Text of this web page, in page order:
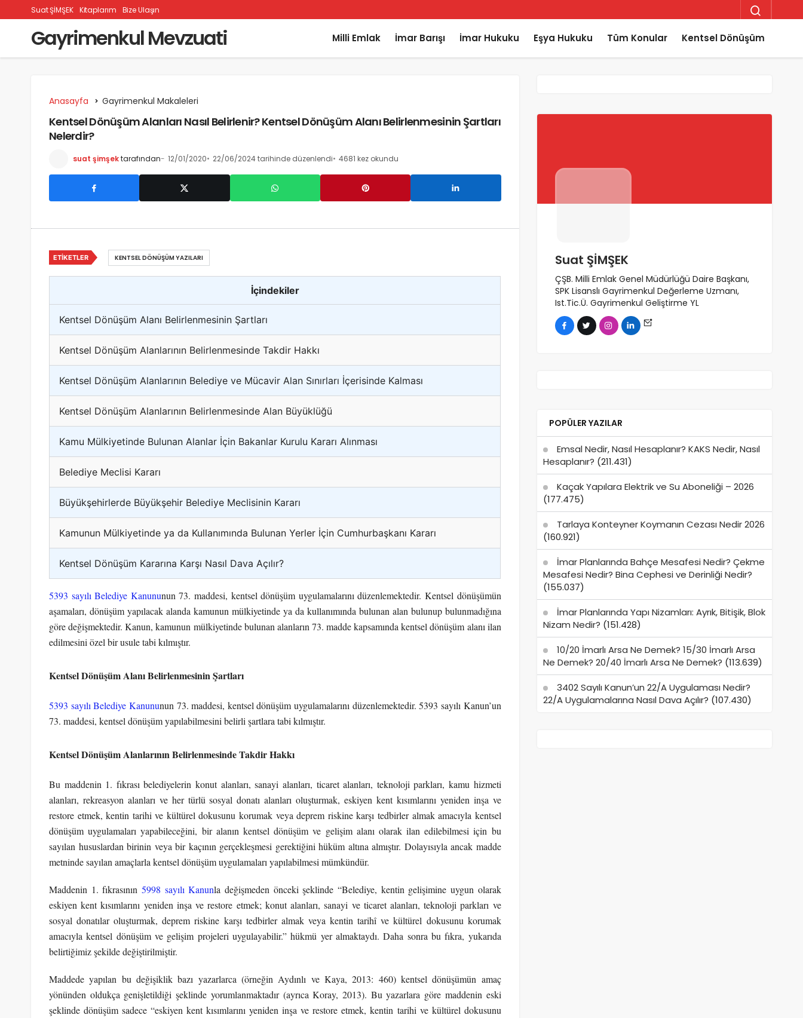
Suat ŞİMŞEK Kitaplarım Bize Ulaşın
Gayrimenkul Mevzuati Milli Emlak İmar Barışı İmar Hukuku Eşya Hukuku Tüm Konular Kentsel Dönüşüm
Anasayfa Gayrimenkul Makaleleri
Kentsel Dönüşüm Alanları Nasıl Belirlenir? Kentsel Dönüşüm Alanı Belirlenmesinin Şartları
Nelerdir?
suat şimşektarafından 12/01/2020 22/06/2024 tarihinde düzenlendi 4681 kez okundu
İçindekiler
Kentsel Dönüşüm Alanı Belirlenmesinin Şartları
Kentsel Dönüşüm Alanlarının Belirlenmesinde Takdir Hakkı
Kentsel Dönüşüm Alanlarının Belediye ve Mücavir Alan Sınırları İçerisinde Kalması
Kentsel Dönüşüm Alanlarının Belirlenmesinde Alan Büyüklüğü
Kamu Mülkiyetinde Bulunan Alanlar İçin Bakanlar Kurulu Kararı Alınması
Belediye Meclisi Kararı
Büyükşehirlerde Büyükşehir Belediye Meclisinin Kararı
Kamunun Mülkiyetinde ya da Kullanımında Bulunan Yerler İçin Cumhurbaşkanı Kararı
Kentsel Dönüşüm Kararına Karşı Nasıl Dava Açılır?
5393 sayılı Belediye Kanununun 73. maddesi, kentsel dönüşüm uygulamalarını düzenlemektedir. Kentsel dönüşümün
aşamaları, dönüşüm yapılacak alanda kamunun mülkiyetinde ya da kullanımında bulunan alan bulunup bulunmadığına
göre değişmektedir. Kanun, kamunun mülkiyetinde bulunan alanların 73. madde kapsamında kentsel dönüşüm alanı ilan
edilmesini özel bir usule tabi kılmıştır.
Kentsel Dönüşüm Alanı Belirlenmesinin Şartları
5393 sayılı Belediye Kanununun 73. maddesi, kentsel dönüşüm uygulamalarını düzenlemektedir. 5393 sayılı Kanun’un
73. maddesi, kentsel dönüşüm yapılabilmesini belirli şartlara tabi kılmıştır.
Kentsel Dönüşüm Alanlarının Belirlenmesinde Takdir Hakkı
Bu maddenin 1. fıkrası belediyelerin konut alanları, sanayi alanları, ticaret alanları, teknoloji parkları, kamu hizmeti
alanları, rekreasyon alanları ve her türlü sosyal donatı alanları oluşturmak, eskiyen kent kısımlarını yeniden inşa ve
restore etmek, kentin tarihi ve kültürel dokusunu korumak veya deprem riskine karşı tedbirler almak amacıyla kentsel
dönüşüm uygulamaları yapabileceğini, bir alanın kentsel dönüşüm ve gelişim alanı olarak ilan edilebilmesi için bu
sayılan hususlardan birinin veya bir kaçının gerçekleşmesi gerektiğini hüküm altına almıştır. Dolayısıyla ancak madde
metninde sayılan amaçlarla kentsel dönüşüm uygulamaları yapılabilmesi mümkündür.
Maddenin 1. fıkrasının 5998 sayılı Kanunla değişmeden önceki şeklinde “Belediye, kentin gelişimine uygun olarak
eskiyen kent kısımlarını yeniden inşa ve restore etmek; konut alanları, sanayi ve ticaret alanları, teknoloji parkları ve
sosyal donatılar oluşturmak, deprem riskine karşı tedbirler almak veya kentin tarihî ve kültürel dokusunu korumak
amacıyla kentsel dönüşüm ve gelişim projeleri uygulayabilir.” hükmü yer almaktaydı. Daha sonra bu fıkra, yukarıda
belirtiğimiz şekilde değiştirilmiştir.
Maddede yapılan bu değişiklik bazı yazarlarca (örneğin Aydınlı ve Kaya, 2013: 460) kentsel dönüşümün amaç
yönünden oldukça genişletildiği şeklinde yorumlanmaktadır (ayrıca Koray, 2013). Bu yazarlara göre maddenin eski
şeklinde dönüşüm sadece “eskiyen kent kısımlarını yeniden inşa ve restore etmek, kentin tarihi ve kültürel dokusunu
ETIKETLER KENTSEL DÖNÜŞÜM YAZILARI Suat ŞİMŞEK
ÇŞB. Milli Emlak Genel Müdürlüğü Daire Başkanı,
SPK Lisanslı Gayrimenkul Değerleme Uzmanı,
Ist.Tic.Ü. Gayrimenkul Geliştirme YL
POPÜLER YAZILAR
Emsal Nedir, Nasıl Hesaplanır? KAKS Nedir, Nasıl
Hesaplanır? (211.431)
Kaçak Yapılara Elektrik ve Su Aboneliği – 2026
(177.475)
Tarlaya Konteyner Koymanın Cezası Nedir 2026
(160.921)
İmar Planlarında Bahçe Mesafesi Nedir? Çekme
Mesafesi Nedir? Bina Cephesi ve Derinliği Nedir?
(155.037)
İmar Planlarında Yapı Nizamları: Ayrık, Bitişik, Blok
Nizam Nedir? (151.428)
10/20 İmarlı Arsa Ne Demek? 15/30 İmarlı Arsa
Ne Demek? 20/40 İmarlı Arsa Ne Demek? (113.639)
3402 Sayılı Kanun’un 22/A Uygulaması Nedir?
22/A Uygulamalarına Nasıl Dava Açılır? (107.430)